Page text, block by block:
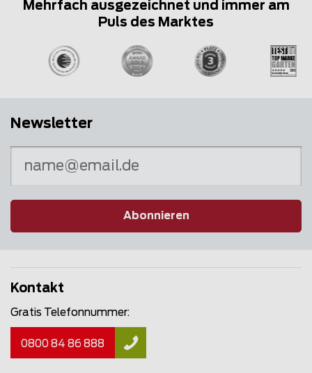
Mehrfach ausgezeichnet und immer am
Puls des Marktes
Newsletter
Abonnieren
Kontakt
Gratis Telefonnummer:
0800 84 86 888